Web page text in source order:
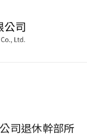
司退休幹部所